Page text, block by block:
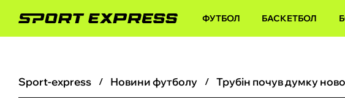
ФУТБОЛ БАСКЕТБОЛ
sport-express новини футболу